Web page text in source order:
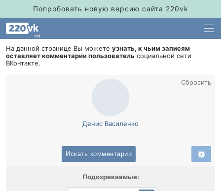
Попробовать новую версию сайта 220vk
old
На данной странице Вы можете узнать, к чьим записям
оставляет комментарии пользователь социальной сети
Контакте.
Денис Василенко
Сбросить
Искать комментарии
Подозреваемые: